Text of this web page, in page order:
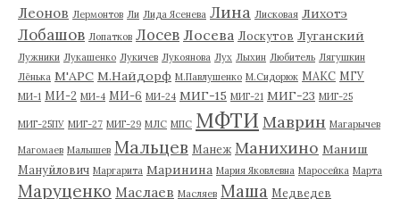
Леонов Лермонтов Ли Лида Ясенева Лина Лисковая Лихотэ
Лобашов Лопатков Лосев Лосева Лоскутов Луганский
Лужники Лукашенко Лукичев Лукоянова Лух Лыхин Любитель Лягушкин
Лёнька М'АРС М.Найдорф М.Павлушенко М.Сидорюк МАКС МГУ
МИ-1 МИ-2 МИ-4 МИ-6 МИ-24 МИГ-15 МИГ-21 МИГ-23 МИГ-25
МИГ-25ПУ МИГ-27 МИГ-29 МЛС МПС МФТИ Маврин Магарычев
Магомаев Малышев Мальцев Манеж Манихино Маниш
Мануйлович Маргарита Маринина Мария Яковлевна Маросейка Марта
Маруценко Маслаев Масляев Маша Медведев